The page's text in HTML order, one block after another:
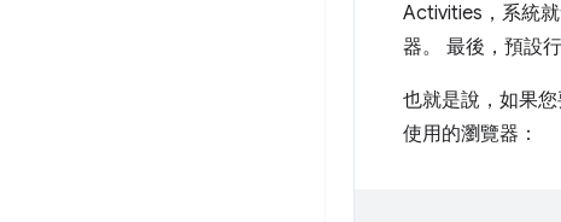
Activities，系統
器。 最後，預設
也就是說，如果
使用的瀏覽器：